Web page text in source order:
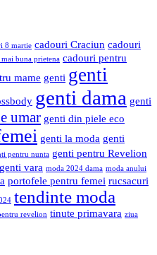
8 martie cadouri Craciun cadouri
buna prietena cadouri pentru
mame genti genti
genti dama genti
umar genti din piele eco
genti la moda genti
pentru nunta genti pentru Revelion
genti vara moda 2024 dama moda anului
portofele pentru femei rucsacuri
tendinte moda
revelion tinute primavara ziua